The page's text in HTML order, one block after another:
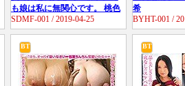
も娘は私に無関心です。 桃色
かぞく VOL.3 宮沢ちはる
SDMF-001 / 2019-04-25
希
BYHT-001 /
BT BT